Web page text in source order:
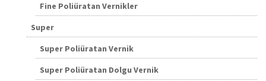
Fine Poliüratan Vernikler
Super
Super Poliüratan Vernik
Super Poliüratan Dolgu Vernik